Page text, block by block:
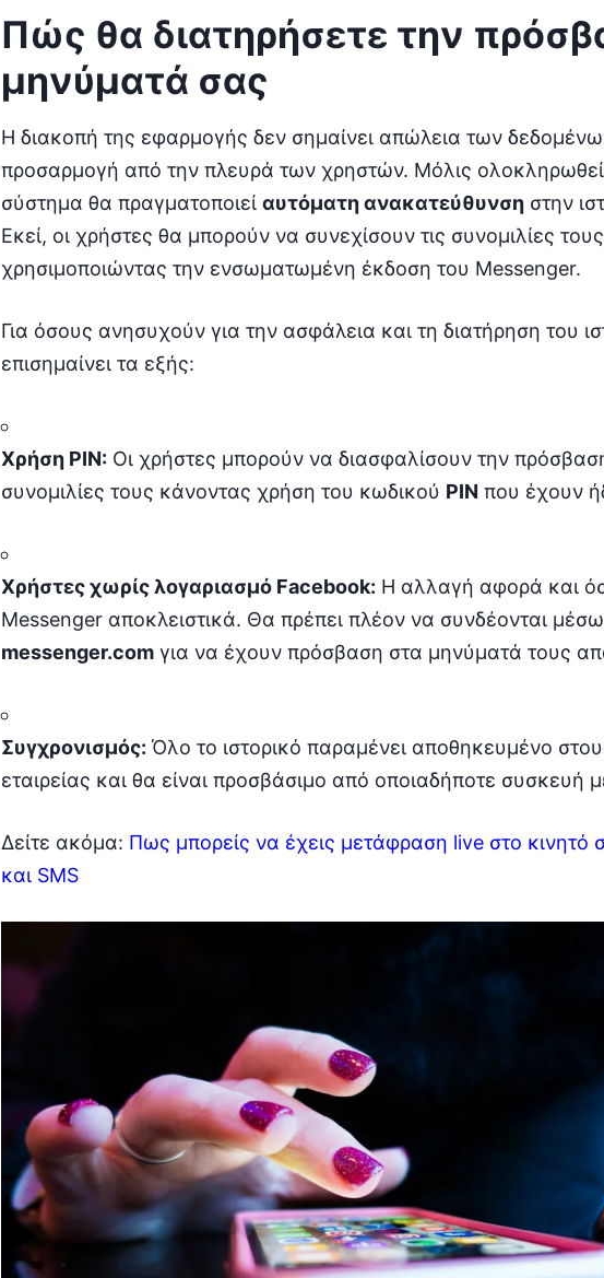
Πώς θα διατηρήσετε την
μηνύματά σας
Η διακοπή της εφαρμογής δεν σημαίνει απώλεια των
προσαρμογή από την πλευρά των χρηστών. Μόλις
σύστημα θα πραγματοποιεί αυτόματη ανακατεύθυνσηστην
Εκεί, οι χρήστες θα μπορούν να συνεχίσουν τις συνομιλίες
χρησιμοποιώντας την ενσωματωμένη έκδοση του Messenger.
Για όσους ανησυχούν για την ασφάλεια και τη διατήρηση του
επισημαίνει τα εξής:
Χρήση PIN: Οι χρήστες μπορούν να διασφαλίσουν την
συνομιλίες τους κάνοντας χρήση του κωδικού PIN που έχουν
Χρήστες χωρίς λογαριασμό Facebook: Η αλλαγή αφορά και
Messenger αποκλειστικά. Θα πρέπει πλέον να συνδέονται
messenger.comγια να έχουν πρόσβαση στα μηνύματά τους
Συγχρονισμός: Όλο το ιστορικό παραμένει αποθηκευμένο
εταιρείας και θα είναι προσβάσιμο από οποιαδήποτε συσκευή
Δείτε ακόμα: Πως μπορείς να έχεις μετάφραση live στο κινητό
και SMS